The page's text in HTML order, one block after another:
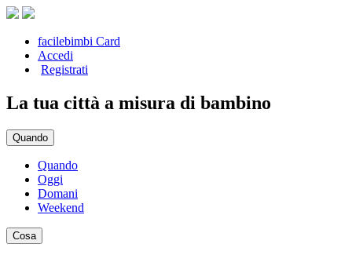
facilebimbi Card
Accedi
Registrati
La tua città a misura di bambino
Quando
Quando
Oggi
Domani
Weekend
Cosa